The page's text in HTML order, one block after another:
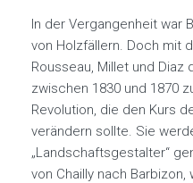
In der Vergangenheit war
von Holzfällern. Doch mit
Rousseau, Millet und Diaz
zwischen 1830 und 1870
Revolution, die den Kurs
verändern sollte. Sie
„Landschaftsgestalter“
von Chailly nach